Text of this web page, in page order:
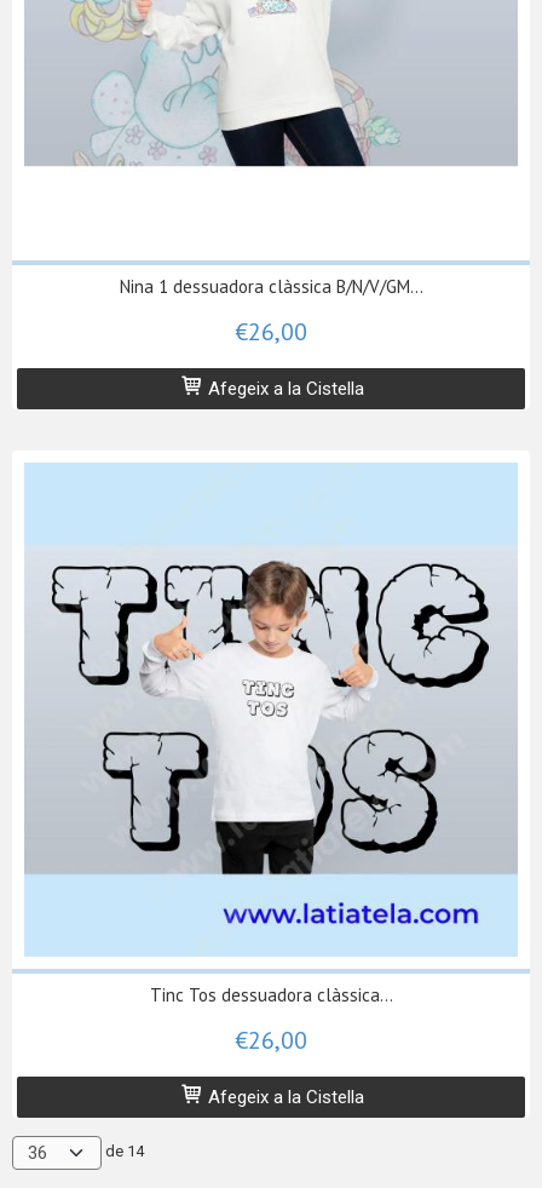
Nina 1 dessuadora clàssica B/N/V/GM...
€26,00
Afegeix a la Cistella
Tinc Tos dessuadora clàssica...
€26,00
Afegeix a la Cistella
de 14